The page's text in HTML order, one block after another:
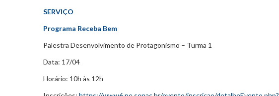
SERVIÇO
Programa Receba Bem
Palestra Desenvolvimento de Protagonismo – Turma 1
Data: 17/04
Horário: 10h às 12h